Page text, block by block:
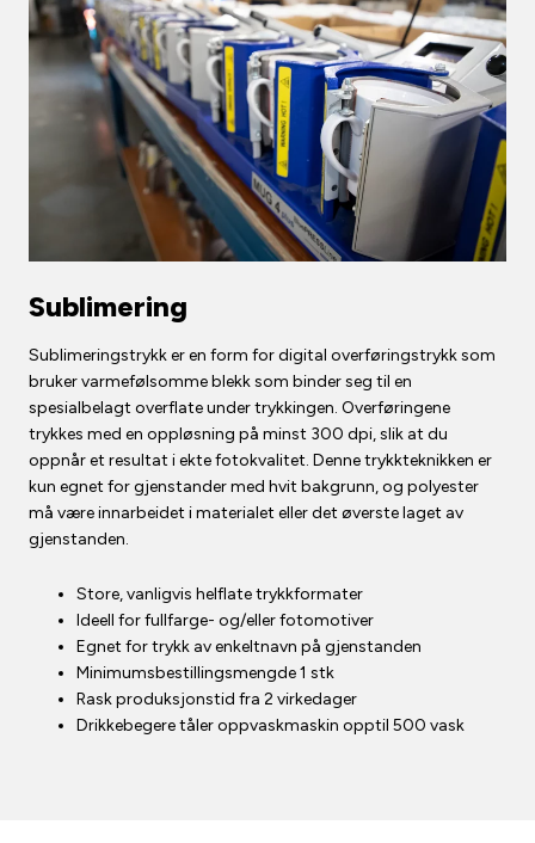
Sublimering
Sublimeringstrykk er en form for digital overføringstrykk som
bruker varmefølsomme blekk som binder seg til en
spesialbelagt overflate under trykkingen. Overføringene
trykkes med en oppløsning på minst 300 dpi, slik at du
oppnår et resultat i ekte fotokvalitet. Denne trykkteknikken er
kun egnet for gjenstander med hvit bakgrunn, og polyester
må være innarbeidet i materialet eller det øverste laget av
gjenstanden.
Store, vanligvis helflate trykkformater
Ideell for fullfarge- og/eller fotomotiver
Egnet for trykk av enkeltnavn på gjenstanden
Minimumsbestillingsmengde 1 stk
Rask produksjonstid fra 2 virkedager
Drikkebegere tåler oppvaskmaskin opptil 500 vask